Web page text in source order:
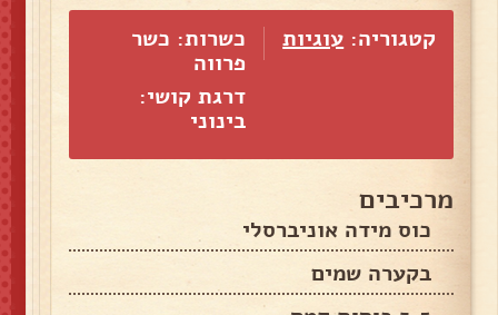
קטגוריה: עוגיות
כשרות: כשר
פרווה
דרגת קושי:
בינוני
מרכיבים
כוס מידה אוניברסלי
בקערה שמים